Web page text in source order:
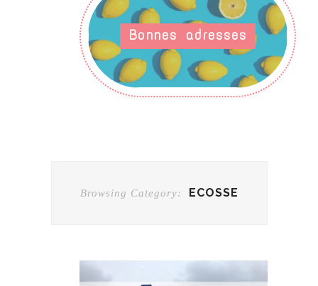
Bonnes adresses
Browsing Category: ECOSSE